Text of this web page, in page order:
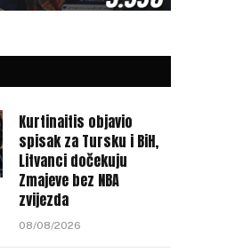
Kurtinaitis objavio
spisak za Tursku i BiH,
Litvanci dočekuju
Zmajeve bez NBA
zvijezda
08/08/2026